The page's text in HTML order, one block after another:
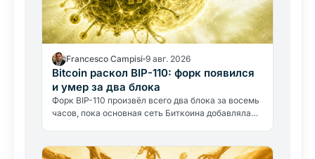
Francesco Campisi 9 авг. 2026
Bitcoin раскол BIP-110: форк появился
и умер за два блока
Форк BIP-110 произвёл всего два блока за восемь
часов, пока основная сеть Биткоина добавляла